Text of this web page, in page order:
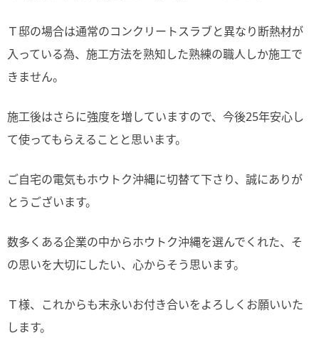
Ｔ邸の場合は通常のコンクリートスラブと異なり断熱材が
入っている為、施工方法を熟知した熟練の職人しか施工で
きません。
施工後はさらに強度を増していますので、今後25年安心し
て使ってもらえることと思います。
ご自宅の電気もホウトク沖縄に切替て下さり、誠にありが
とうございます。
数多くある企業の中からホウトク沖縄を選んでくれた、そ
の思いを大切にしたい、心からそう思います。
Ｔ様、これからも末永いお付き合いをよろしくお願いいた
します。